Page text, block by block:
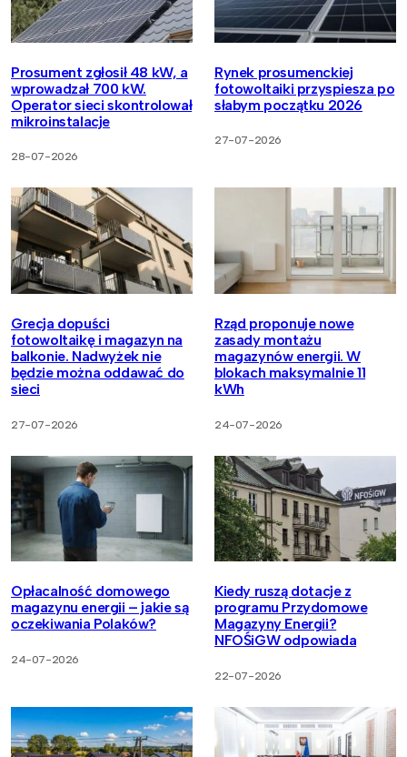
Prosument zgłosił 48 kW, a
wprowadzał 700 kW.
Operator sieci skontrolował
mikroinstalacje
28-07-2026
Rynek prosumenckiej
fotowoltaiki przyspiesza po
słabym początku 2026
27-07-2026
Grecja dopuści
fotowoltaikę i magazyn na
balkonie. Nadwyżek nie
będzie można oddawać do
sieci
27-07-2026
Rząd proponuje nowe
zasady montażu
magazynów energii. W
blokach maksymalnie 11
kWh
24-07-2026
Opłacalność domowego
magazynu energii – jakie są
oczekiwania Polaków?
24-07-2026
Kiedy ruszą dotacje z
programu Przydomowe
Magazyny Energii?
NFOŚiGW odpowiada
22-07-2026